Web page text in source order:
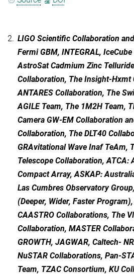
2. LIGO Scientific Collaboration
Fermi GBM, INTEGRAL,
AstroSat Cadmium Zinc
Collaboration, The Insight-Hxmt
ANTARES Collaboration, The
AGILE Team, The 1M2H Team,
Camera GW-EM Collaboration
Collaboration, The DLT40
GRAvitational Wave Inaf TeAm,
Telescope Collaboration, ATCA:
Compact Array, ASKAP:
Las Cumbres Observatory
(Deeper, Wider, Faster
CAASTRO Collaborations, The
Collaboration, MASTER
GROWTH, JAGWAR, Caltech-
NuSTAR Collaborations, Pan-
Team, TZAC Consortium, KU